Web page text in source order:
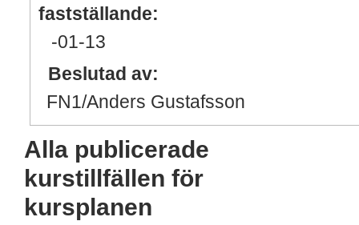
fastställande:
-01-13
Beslutad av:
FN1/Anders Gustafsson
Alla publicerade
kurstillfällen för
kursplanen